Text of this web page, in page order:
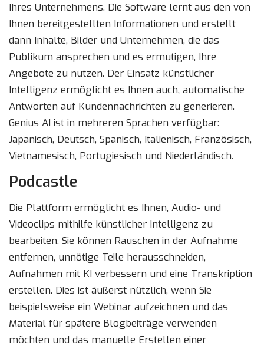
Ihres Unternehmens. Die Software lernt aus den von
Ihnen bereitgestellten Informationen und erstellt
dann Inhalte, Bilder und Unternehmen, die das
Publikum ansprechen und es ermutigen, Ihre
Angebote zu nutzen. Der Einsatz künstlicher
Intelligenz ermöglicht es Ihnen auch, automatische
Antworten auf Kundennachrichten zu generieren.
Genius AI ist in mehreren Sprachen verfügbar:
Japanisch, Deutsch, Spanisch, Italienisch, Französisch,
Vietnamesisch, Portugiesisch und Niederländisch.
Podcastle
Die Plattform ermöglicht es Ihnen, Audio- und
Videoclips mithilfe künstlicher Intelligenz zu
bearbeiten. Sie können Rauschen in der Aufnahme
entfernen, unnötige Teile herausschneiden,
Aufnahmen mit KI verbessern und eine Transkription
erstellen. Dies ist äußerst nützlich, wenn Sie
beispielsweise ein Webinar aufzeichnen und das
Material für spätere Blogbeiträge verwenden
möchten und das manuelle Erstellen einer